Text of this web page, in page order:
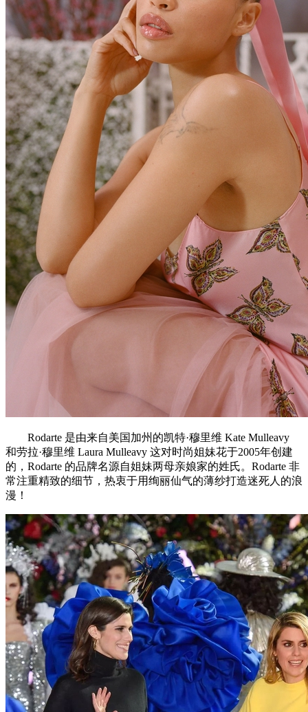
Rodarte 是由来自美国加州的凯特·穆里维 Kate Mulleavy
和劳拉·穆里维 Laura Mulleavy 这对时尚姐妹花于2005年创建
的，Rodarte 的品牌名源自姐妹两母亲娘家的姓氏。Rodarte 非
常注重精致的细节，热衷于用绚丽仙气的薄纱打造迷死人的浪
漫！